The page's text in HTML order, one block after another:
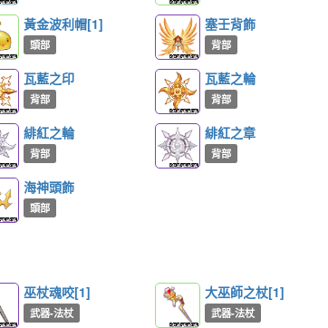
黃金波利帽[1]
頭部
塞壬背飾
背部
瓦藍之印
背部
瓦藍之輪
背部
緋紅之輪
背部
緋紅之章
背部
海神頭飾
頭部
巫杖魂咬[1]
武器-法杖
大巫師之杖[1]
武器-法杖